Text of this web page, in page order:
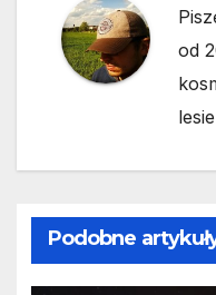
od
Podobne